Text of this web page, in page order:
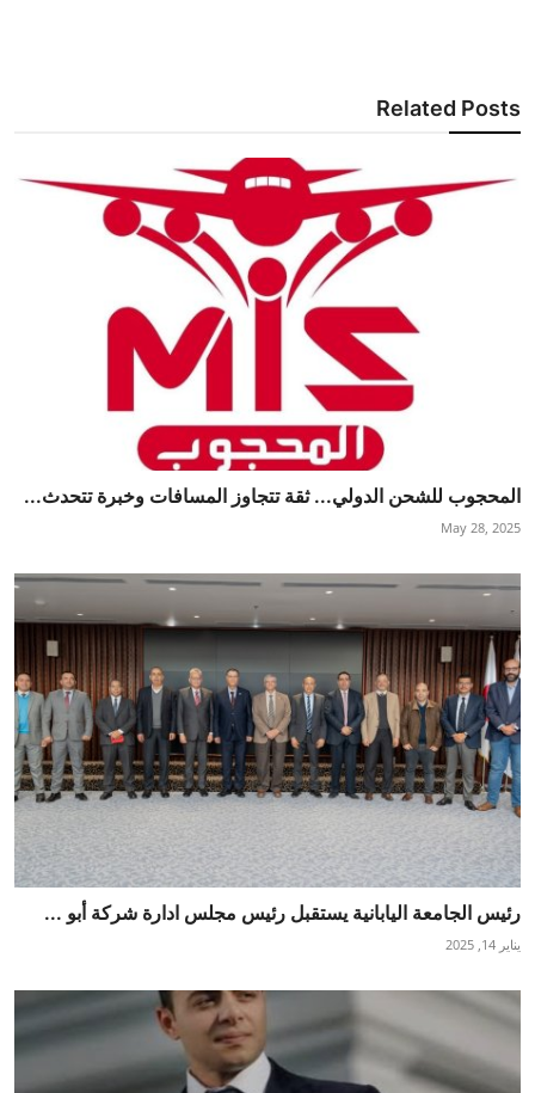
Related Posts
المحجوب للشحن الدولي... ثقة تتجاوز المسافات وخبرة تتحدث...
May 28, 2025
رئيس الجامعة اليابانية يستقبل رئيس مجلس ادارة شركة أبو ...
يناير 14, 2025